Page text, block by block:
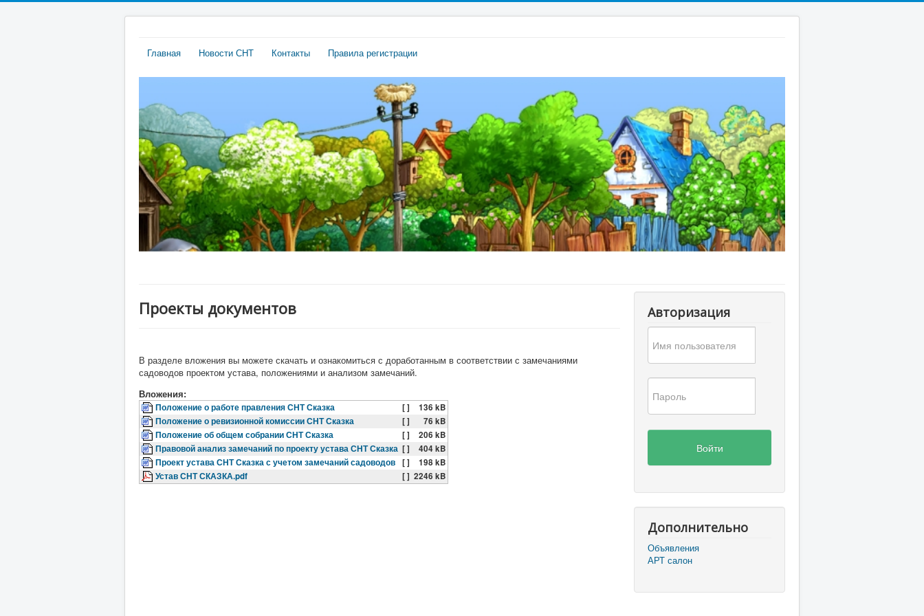
Главная Новости СНТ Контакты Правила регистрации
Проекты документов
В разделе вложения вы можете скачать и ознакомиться с доработанным в соответствии с замечаниями
садоводов проектом устава, положениями и анализом замечаний.
Вложения:
Положение о работе правления СНТ Сказка [ ]
136 kB
Положение о ревизионной комиссии СНТ Сказка
[ ]
76 kB
Положение об общем собрании СНТ Сказка
[ ]
206 kB
Правовой анализ замечаний по проекту устава СНТ Сказка [ ]
404 kB
Проект устава СНТ Сказка с учетом замечаний садоводов [ ]
198 kB
Устав СНТ СКАЗКА.pdf
[ ] 2246 kB
Авторизация
Войти
Дополнительно
Объявления
АРТ салон